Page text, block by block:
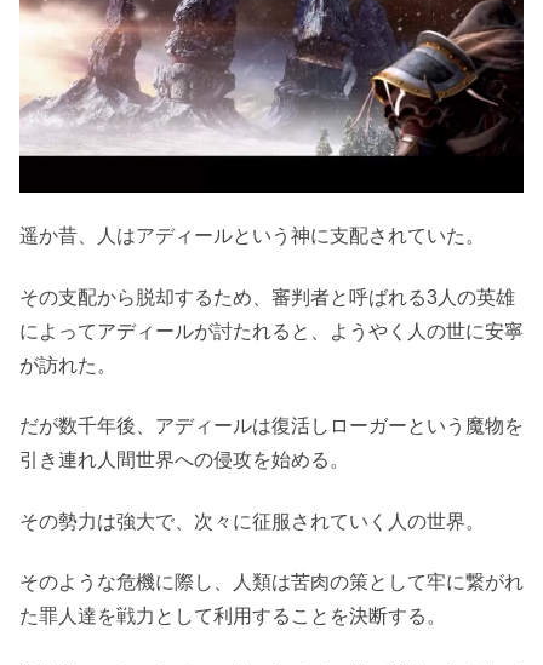
遥か昔、人はアディールという神に支配されていた。
その支配から脱却するため、審判者と呼ばれる3人の英雄
によってアディールが討たれると、ようやく人の世に安寧
が訪れた。
だが数千年後、アディールは復活しローガーという魔物を
引き連れ人間世界への侵攻を始める。
その勢力は強大で、次々に征服されていく人の世界。
そのような危機に際し、人類は苦肉の策として牢に繋がれ
た罪人達を戦力として利用することを決断する。